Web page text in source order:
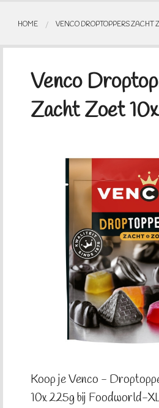
HOME VENCO DROPTOPPERS ZACHT
Venco
Zacht Zoet
Koop je Venco -
10x 225g bij Foodworld-